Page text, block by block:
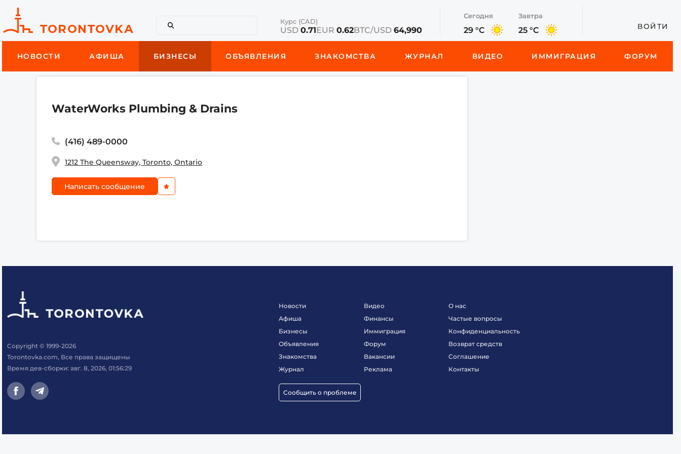
Курс (CAD)
USD0.71EUR0.62BTC/USD64,990
Сегодня
29 °C
Завтра
25 °C ВОЙТИ
НОВОСТИ АФИША БИЗНЕСЫ ОБЪЯВЛЕНИЯ ЗНАКОМСТВА ЖУРНАЛ ВИДЕО ИММИГРАЦИЯ ФОРУМ
WaterWorks Plumbing & Drains
(416) 489-0000
1212 The Queensway, Toronto, Ontario
Написать сообщение
Copyright © 1999-2026
Torontovka.com, Все права защищены
Время дев-сборки: авг. 8, 2026, 01:56:29
Новости
Афиша
Бизнесы
Объявления
Знакомства
Журнал
Сообщить о проблеме
Видео
Финансы
Иммиграция
Форум
Вакансии
Реклама
О нас
Частые вопросы
Конфиденциальность
Возврат средств
Соглашение
Контакты